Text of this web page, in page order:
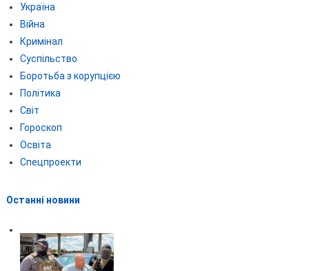
Україна
Війна
Кримінал
Суспільство
Боротьба з корупцією
Політика
Світ
Гороскоп
Освіта
Спецпроекти
Останні новини